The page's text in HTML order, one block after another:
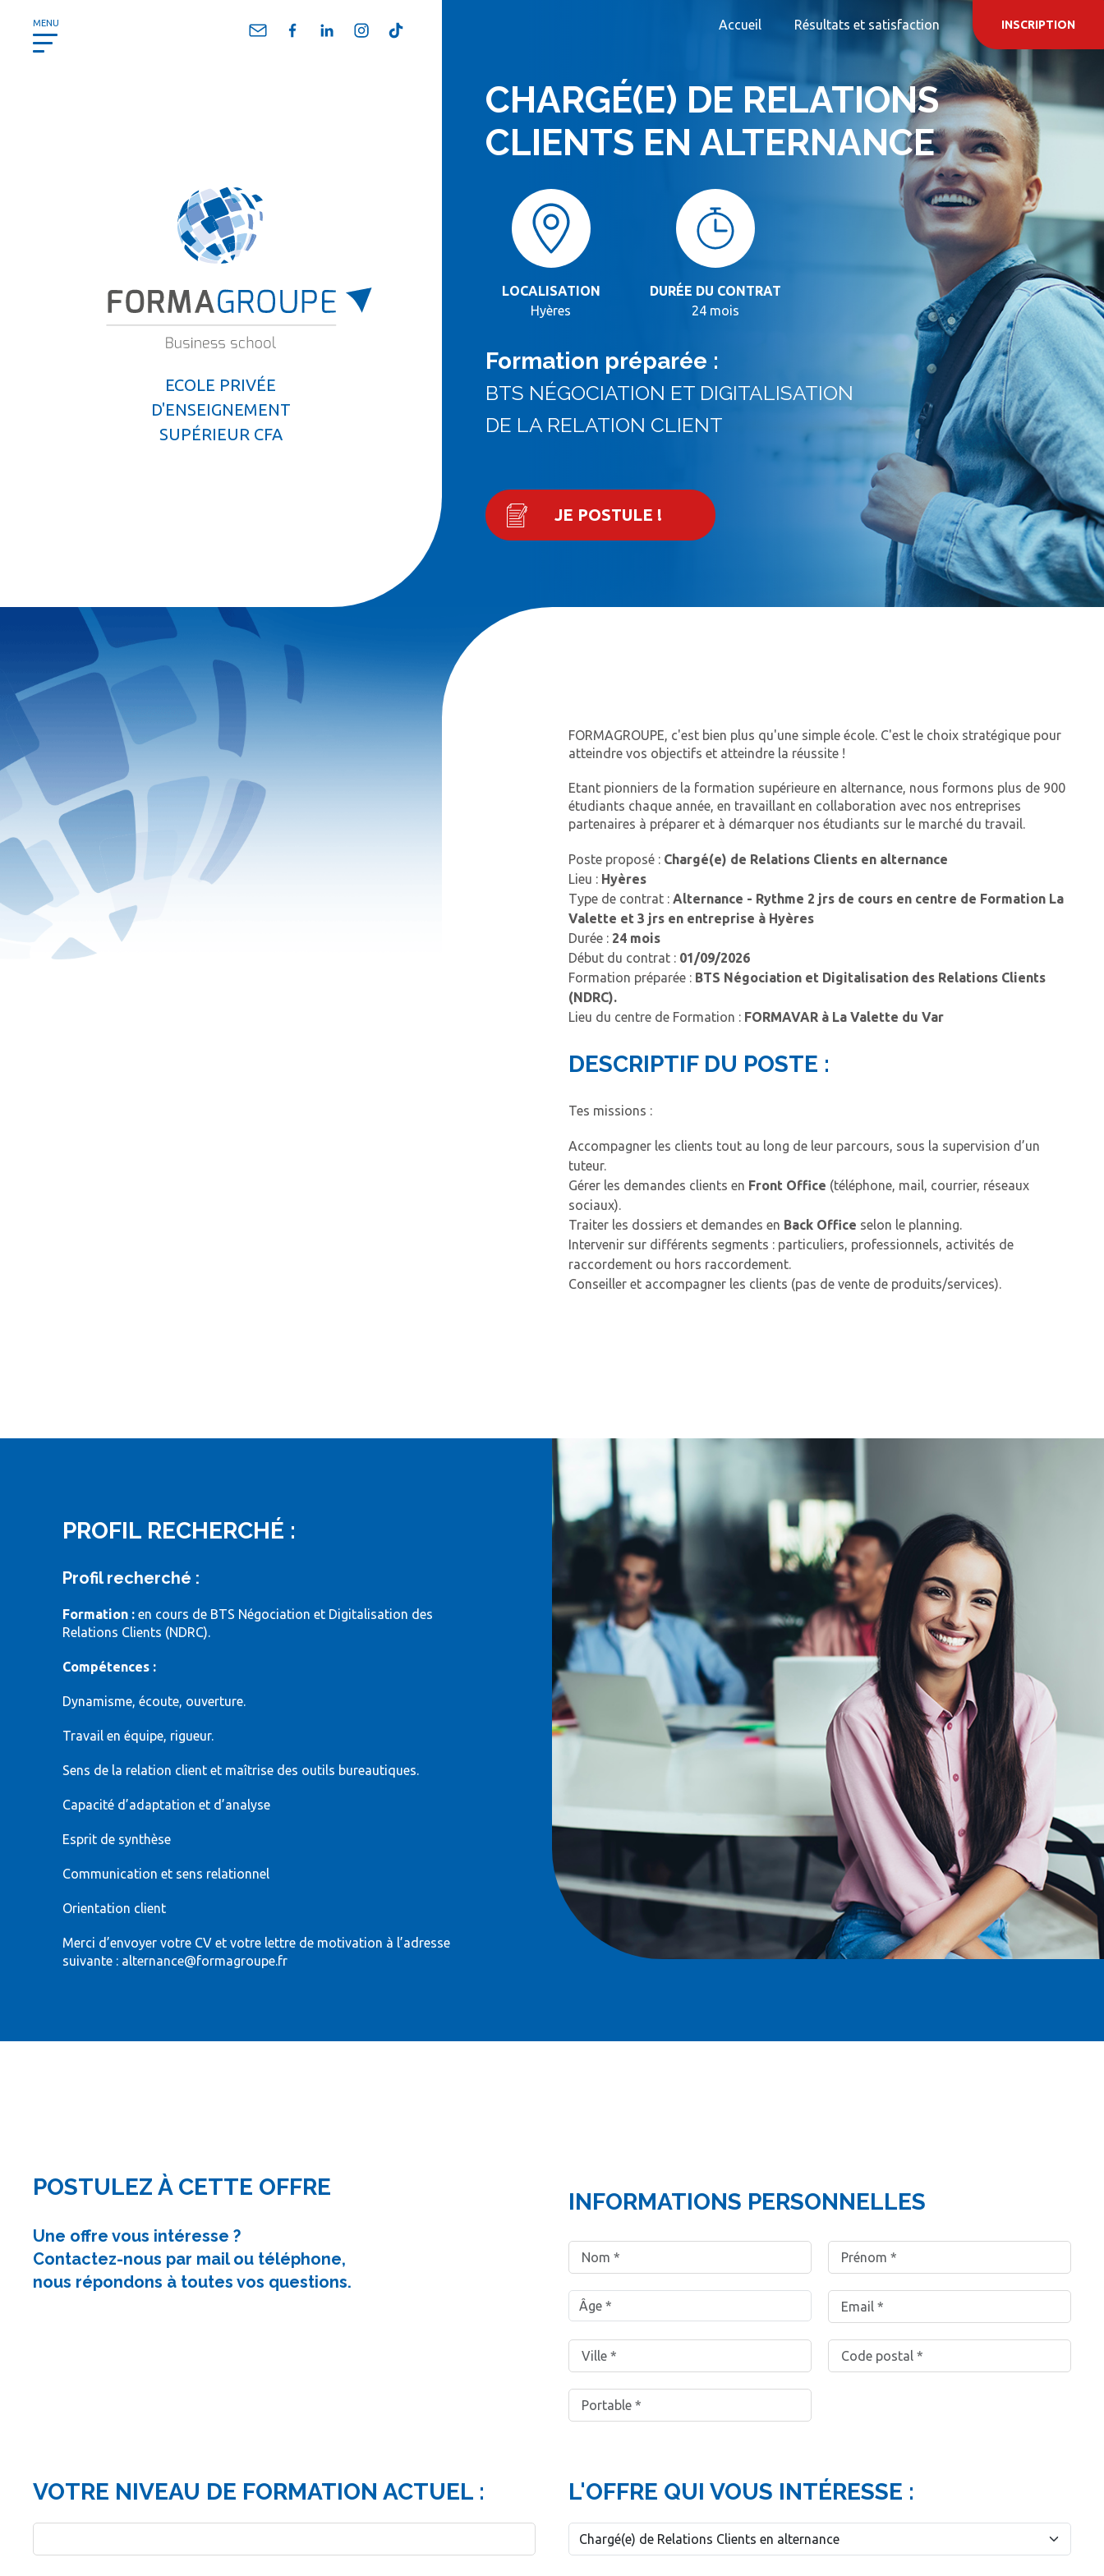
MENU Accueil Résultats et satisfaction INSCRIPTION
ECOLE PRIVÉE
D'ENSEIGNEMENT
SUPÉRIEUR CFA
CHARGÉ(E) DE RELATIONS
CLIENTS EN ALTERNANCE
LOCALISATION
Hyères
DURÉE DU CONTRAT
24 mois
Formation préparée :
BTS NÉGOCIATION ET DIGITALISATION
DE LA RELATION CLIENT
JE POSTULE !
FORMAGROUPE, c'est bien plus qu'une simple école. C'est le choix stratégique pour
atteindre vos objectifs et atteindre la réussite !
Etant pionniers de la formation supérieure en alternance, nous formons plus de 900
étudiants chaque année, en travaillant en collaboration avec nos entreprises
partenaires à préparer et à démarquer nos étudiants sur le marché du travail.
Poste proposé : Chargé(e) de Relations Clients en alternance
Lieu : Hyères
Type de contrat : Alternance - Rythme 2 jrs de cours en centre de Formation La
Valette et 3 jrs en entreprise à Hyères
Durée : 24 mois
Début du contrat : 01/09/2026
Formation préparée : BTS Négociation et Digitalisation des Relations Clients
(NDRC).
Lieu du centre de Formation : FORMAVAR à La Valette du Var
DESCRIPTIF DU POSTE :
Tes missions :
Accompagner les clients tout au long de leur parcours, sous la supervision d’un
tuteur.
Gérer les demandes clients en Front Office (téléphone, mail, courrier, réseaux
sociaux).
Traiter les dossiers et demandes en Back Office selon le planning.
Intervenir sur différents segments : particuliers, professionnels, activités de
raccordement ou hors raccordement.
Conseiller et accompagner les clients (pas de vente de produits/services).
PROFIL RECHERCHÉ :
Profil recherché :
Formation : en cours de BTS Négociation et Digitalisation des
Relations Clients (NDRC).
Compétences :
Dynamisme, écoute, ouverture.
Travail en équipe, rigueur.
Sens de la relation client et maîtrise des outils bureautiques.
Capacité d’adaptation et d’analyse
Esprit de synthèse
Communication et sens relationnel
Orientation client
Merci d’envoyer votre CV et votre lettre de motivation à l’adresse
suivante : alternance@formagroupe.fr
POSTULEZ À CETTE OFFRE
Une offre vous intéresse ?
Contactez-nous par mail ou téléphone,
nous répondons à toutes vos questions.
INFORMATIONS PERSONNELLES
VOTRE NIVEAU DE FORMATION ACTUEL : L'OFFRE QUI VOUS INTÉRESSE :